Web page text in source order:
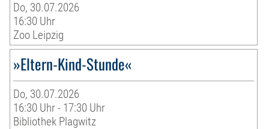
Do, 30.07.2026
16:30 Uhr
Zoo Leipzig
»Eltern-Kind-Stunde«
Do, 30.07.2026
16:30 Uhr - 17:30 Uhr
Bibliothek Plagwitz